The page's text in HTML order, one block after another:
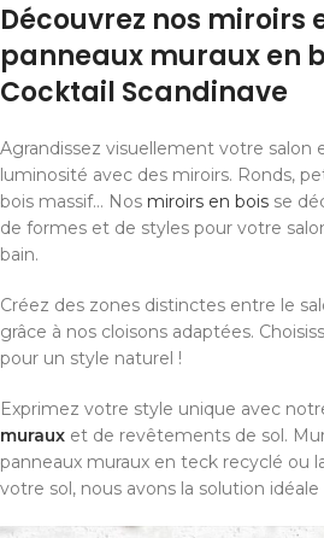
Découvrez nos miroirs
panneaux muraux en
Cocktail Scandinave
Agrandissez visuellement votre salon
luminosité avec des miroirs. Ronds,
bois massif… Nos miroirs en bois se
de formes et de styles pour votre
bain.
Créez des zones distinctes entre le
grâce à nos cloisons adaptées.
pour un style naturel !
Exprimez votre style unique avec
muraux et de revêtements de sol.
panneaux muraux en teck recyclé ou
votre sol, nous avons la solution idéale